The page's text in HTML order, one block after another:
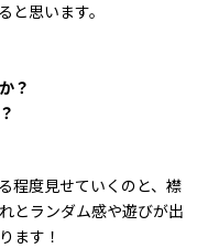
思います。
？
程度見せていくのと、襟
とランダム感や遊びが出
ます！